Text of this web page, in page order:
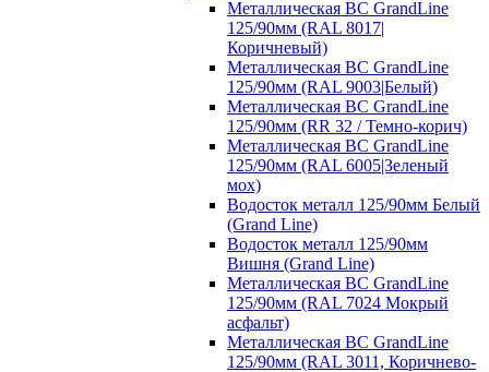
Металлическая ВС GrandLine
125/90мм (RAL 8017|
Коричневый)
Металлическая ВС GrandLine
125/90мм (RAL 9003|Белый)
Металлическая ВС GrandLine
125/90мм (RR 32 / Темно-корич)
Металлическая ВС GrandLine
125/90мм (RAL 6005|Зеленый
мох)
Водосток металл 125/90мм Белый
(Grand Line)
Водосток металл 125/90мм
Вишня (Grand Line)
Металлическая ВС GrandLine
125/90мм (RAL 7024 Мокрый
асфальт)
Металлическая ВС GrandLine
125/90мм (RAL 3011, Коричнево-